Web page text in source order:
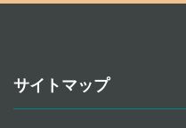
サイトマップ